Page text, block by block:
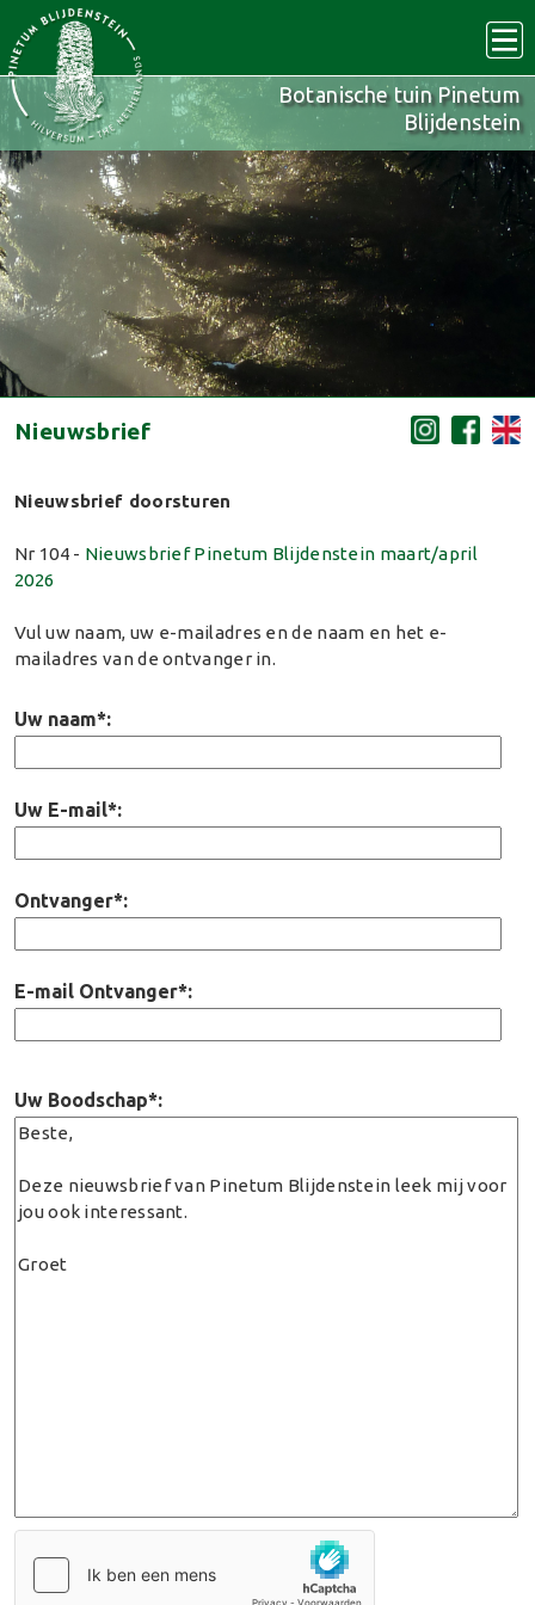
Botanische tuin Pinetum
Blijdenstein
Nieuwsbrief
Nieuwsbrief doorsturen
Nr 104 - Nieuwsbrief Pinetum Blijdenstein maart/april
2026
Vul uw naam, uw e-mailadres en de naam en het e-
mailadres van de ontvanger in.
Uw naam*:
Uw E-mail*:
Ontvanger*:
E-mail Ontvanger*:
Uw Boodschap*: